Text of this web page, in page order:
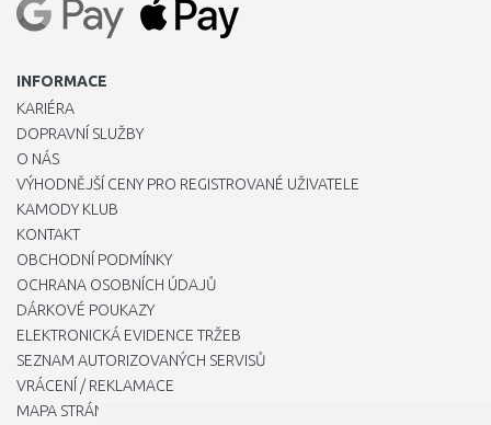
INFORMACE
KARIÉRA
DOPRAVNÍ SLUŽBY
O NÁS
VÝHODNĚJŠÍ CENY PRO REGISTROVANÉ UŽIVATELE
KAMODY KLUB
KONTAKT
OBCHODNÍ PODMÍNKY
OCHRANA OSOBNÍCH ÚDAJŮ
DÁRKOVÉ POUKAZY
ELEKTRONICKÁ EVIDENCE TRŽEB
SEZNAM AUTORIZOVANÝCH SERVISŮ
VRÁCENÍ / REKLAMACE
MAPA STRÁNKY